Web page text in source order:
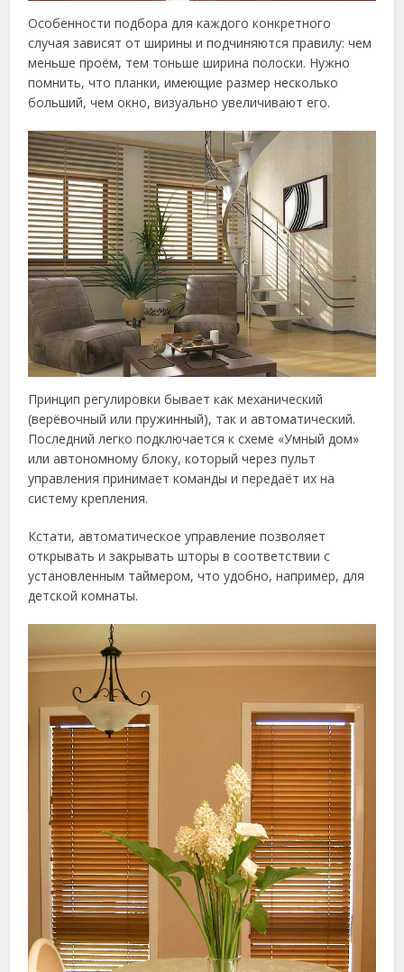
Особенности подбора для каждого конкретного
случая зависят от ширины и подчиняются правилу: чем
меньше проём, тем тоньше ширина полоски. Нужно
помнить, что планки, имеющие размер несколько
больший, чем окно, визуально увеличивают его.
Принцип регулировки бывает как механический
(верёвочный или пружинный), так и автоматический.
Последний легко подключается к схеме «Умный дом»
или автономному блоку, который через пульт
управления принимает команды и передаёт их на
систему крепления.
Кстати, автоматическое управление позволяет
открывать и закрывать шторы в соответствии с
установленным таймером, что удобно, например, для
детской комнаты.